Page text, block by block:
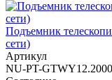
Подъемник
сети)
Артикул
NU-PT-